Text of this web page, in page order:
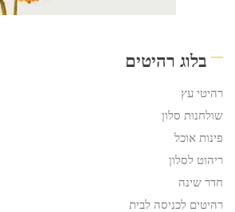
בלוג רהיטים
רהיטי עץ
שולחנות סלון
פינות אוכל
ריהוט לסלון
חדר שינה
רהיטים לכניסה לבית